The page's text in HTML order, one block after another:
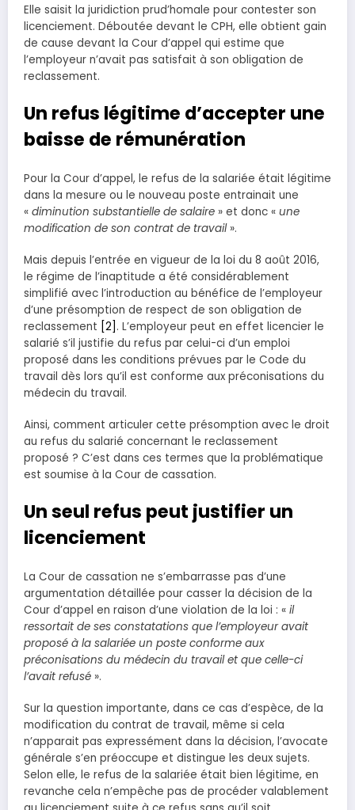
Elle saisit la juridiction prud’homale pour contester son
licenciement. Déboutée devant le CPH, elle obtient gain
de cause devant la Cour d’appel qui estime que
l’employeur n’avait pas satisfait à son obligation de
reclassement.
Un refus légitime d’accepter une
baisse de rémunération
Pour la Cour d’appel, le refus de la salariée était légitime
dans la mesure ou le nouveau poste entrainait une
« diminution substantielle de salaire » et donc « une
modification de son contrat de travail».
Mais depuis l’entrée en vigueur de la loi du 8 août 2016,
le régime de l’inaptitude a été considérablement
simplifié avec l’introduction au bénéfice de l’employeur
d’une présomption de respect de son obligation de
reclassement [2] . L’employeur peut en effet licencier le
salarié s’il justifie du refus par celui-ci d’un emploi
proposé dans les conditions prévues par le Code du
travail dès lors qu’il est conforme aux préconisations du
médecin du travail.
Ainsi, comment articuler cette présomption avec le droit
au refus du salarié concernant le reclassement
proposé ? C’est dans ces termes que la problématique
est soumise à la Cour de cassation.
Un seul refus peut justifier un
licenciement
La Cour de cassation ne s’embarrasse pas d’une
argumentation détaillée pour casser la décision de la
Cour d’appel en raison d’une violation de la loi : « il
ressortait de ses constatations que l’employeur avait
proposé à la salariée un poste conforme aux
préconisations du médecin du travail et que celle-ci
l’avait refusé ».
Sur la question importante, dans ce cas d’espèce, de la
modification du contrat de travail, même si cela
n’apparait pas expressément dans la décision, l’avocate
générale s’en préoccupe et distingue les deux sujets.
Selon elle, le refus de la salariée était bien légitime, en
revanche cela n’empêche pas de procéder valablement